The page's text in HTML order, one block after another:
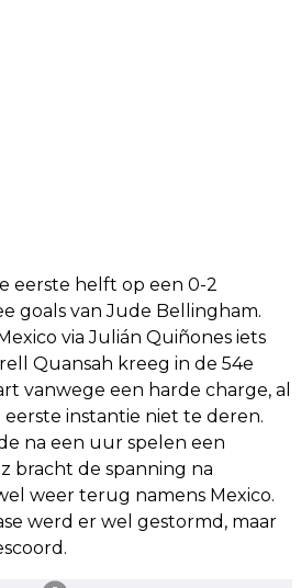
eerste helft op een 0-2
goals van Jude Bellingham.
via Julián Quiñones iets
Quansah kreeg in de 54e
vanwege een harde charge, al
eerste instantie niet te deren.
na een uur spelen een
bracht de spanning na
weer terug namens Mexico.
werd er wel gestormd, maar